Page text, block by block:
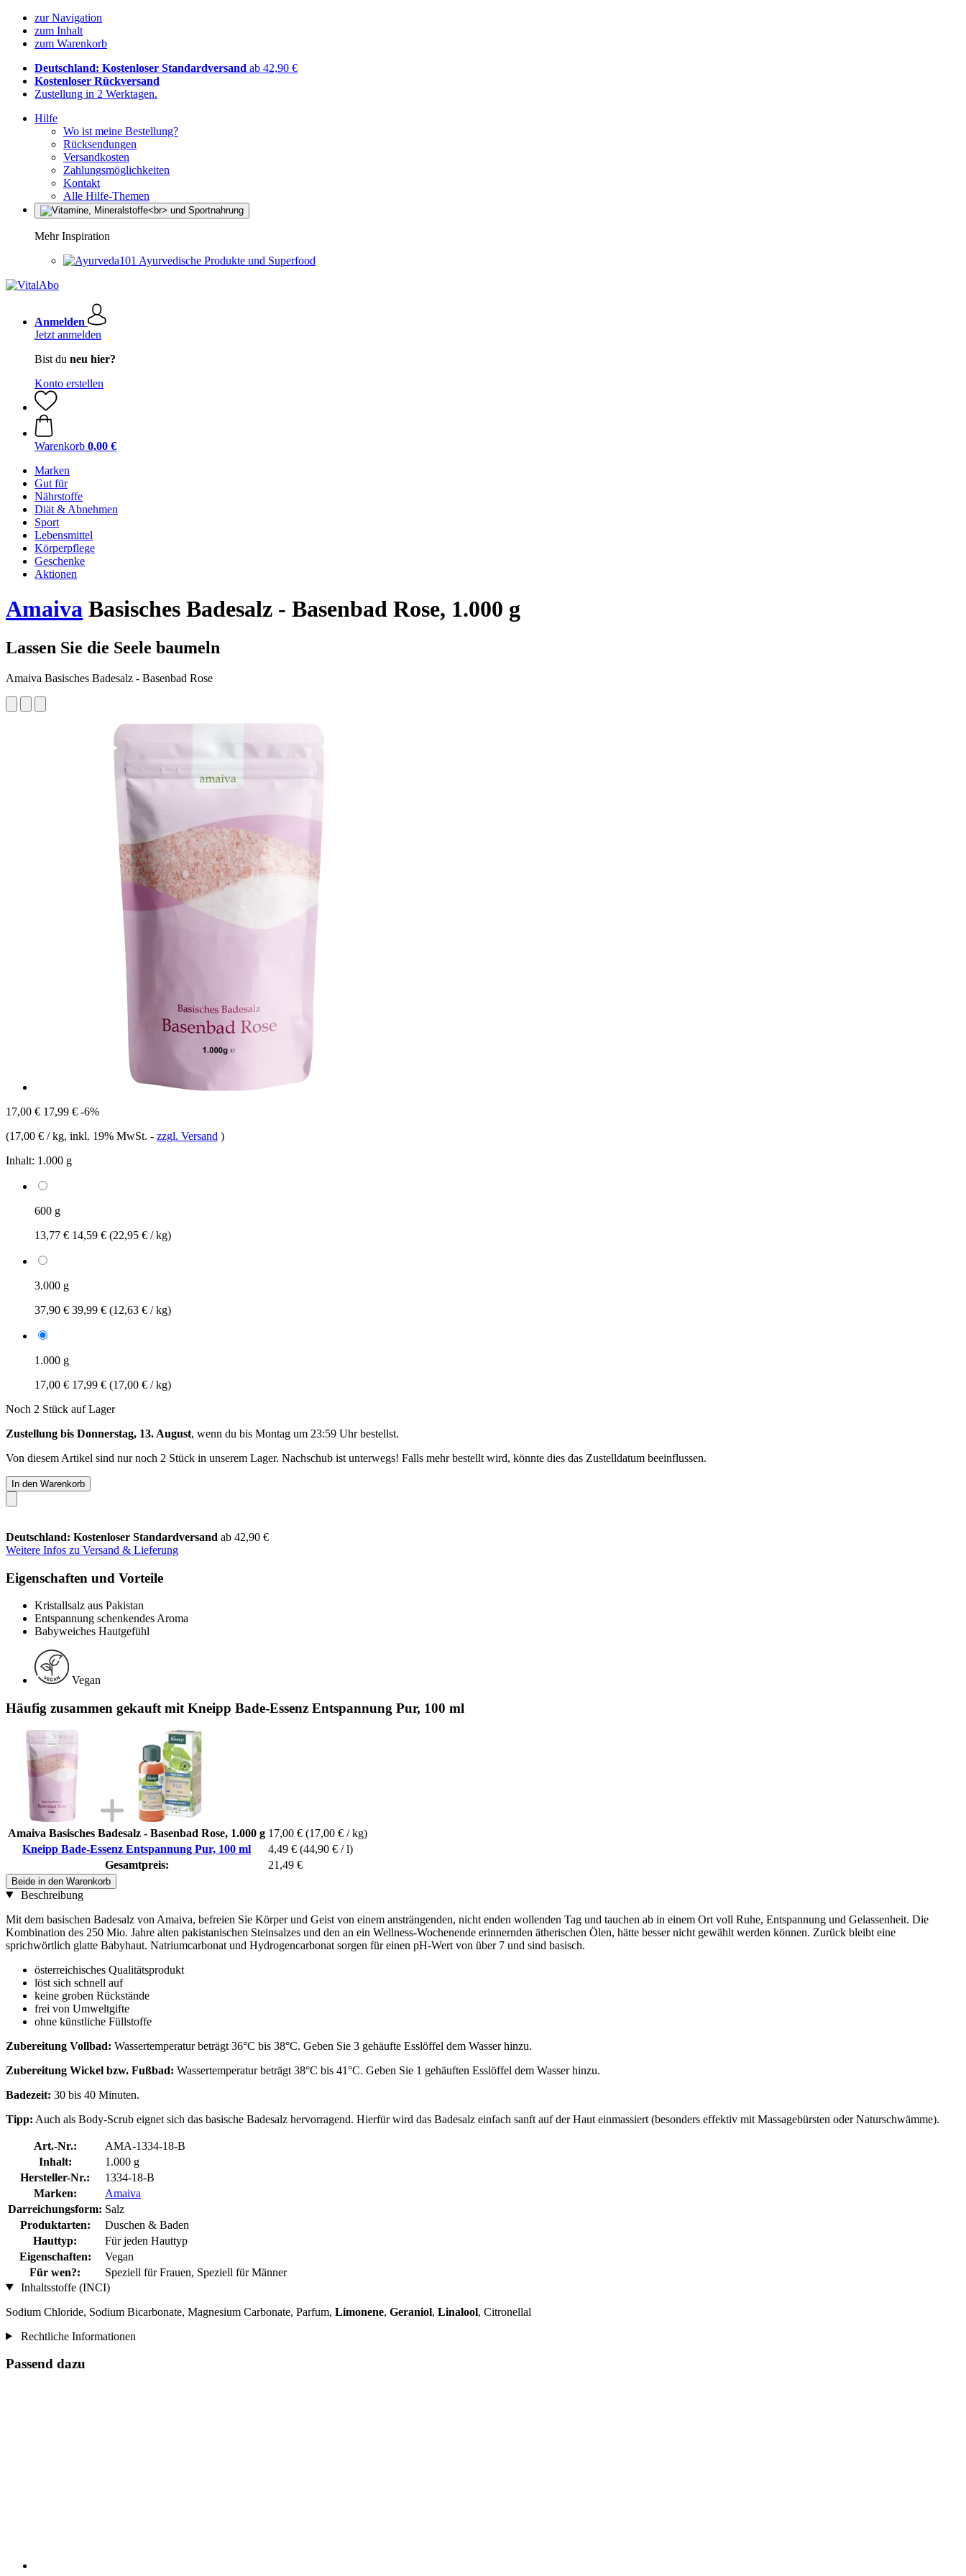
zur Navigation
zum Inhalt
zum Warenkorb
Deutschland: Kostenloser Standardversand ab 42,90 €
Kostenloser Rückversand
Zustellung in 2 Werktagen.
Hilfe
Wo ist meine Bestellung?
Rücksendungen
Versandkosten
Zahlungsmöglichkeiten
Kontakt
Alle Hilfe-Themen
Mehr Inspiration
Ayurvedische Produkte und Superfood
Anmelden
Jetzt anmelden
Bist du neu hier?
Konto erstellen
Warenkorb 0,00 €
Marken
Gut für
Nährstoffe
Diät & Abnehmen
Sport
Lebensmittel
Körperpflege
Geschenke
Aktionen
Amaiva Basisches Badesalz - Basenbad Rose, 1.000 g
Lassen Sie die Seele baumeln
Amaiva Basisches Badesalz - Basenbad Rose
17,00 € 17,99 € -6%
(17,00 € / kg, inkl. 19% MwSt. - zzgl. Versand )
Inhalt: 1.000 g
600 g
13,77 € 14,59 € (22,95 € / kg)
3.000 g
37,90 € 39,99 € (12,63 € / kg)
1.000 g
17,00 € 17,99 € (17,00 € / kg)
Noch 2 Stück auf Lager
Zustellung bis Donnerstag, 13. August, wenn du bis Montag um 23:59 Uhrbestellst.
Von diesem Artikel sind nur noch 2 Stück in unserem Lager. Nachschub ist unterwegs! Falls mehr bestellt wird, könnte dies das Zustelldatum beeinflussen.
In den Warenkorb
Deutschland: Kostenloser Standardversand ab 42,90 €
Weitere Infos zu Versand & Lieferung
Eigenschaften und Vorteile
Kristallsalz aus Pakistan
Entspannung schenkendes Aroma
Babyweiches Hautgefühl
Vegan
Häufig zusammen gekauft mit Kneipp Bade-Essenz Entspannung Pur, 100 ml
Amaiva Basisches Badesalz - Basenbad Rose, 1.000 g 17,00 € (17,00 € / kg)
Kneipp Bade-Essenz Entspannung Pur, 100 ml
4,49 € (44,90 € / l)
Gesamtpreis:
21,49 €
Beide in den Warenkorb
Beschreibung
Mit dem basischen Badesalz von Amaiva, befreien Sie Körper und Geist von einem ansträngenden, nicht enden wollenden Tag und tauchen ab in einem Ort voll Ruhe, Entspannung und Gelassenheit. Die
Kombination des 250 Mio. Jahre alten pakistanischen Steinsalzes und den an ein Wellness-Wochenende erinnernden ätherischen Ölen, hätte besser nicht gewählt werden können. Zurück bleibt eine
sprichwörtlich glatte Babyhaut. Natriumcarbonat und Hydrogencarbonat sorgen für einen pH-Wert von über 7 und sind basisch.
österreichisches Qualitätsprodukt
löst sich schnell auf
keine groben Rückstände
frei von Umweltgifte
ohne künstliche Füllstoffe
Zubereitung Vollbad: Wassertemperatur beträgt 36°C bis 38°C. Geben Sie 3 gehäufte Esslöffel dem Wasser hinzu.
Zubereitung Wickel bzw. Fußbad: Wassertemperatur beträgt 38°C bis 41°C. Geben Sie 1 gehäuften Esslöffel dem Wasser hinzu.
Badezeit: 30 bis 40 Minuten.
Tipp: Auch als Body-Scrub eignet sich das basische Badesalz hervorragend. Hierfür wird das Badesalz einfach sanft auf der Haut einmassiert (besonders effektiv mit Massagebürsten oder Naturschwämme).
Art.-Nr.:
AMA-1334-18-B
Inhalt:
1.000 g
Hersteller-Nr.:
1334-18-B
Marken:
Amaiva
Darreichungsform: Salz
Produktarten:
Duschen & Baden
Hauttyp:
Für jeden Hauttyp
Eigenschaften:
Vegan
Für wen?:
Speziell für Frauen, Speziell für Männer
Inhaltsstoffe (INCI)
Sodium Chloride, Sodium Bicarbonate, Magnesium Carbonate, Parfum, Limonene, Geraniol, Linalool, Citronellal
Rechtliche Informationen
Passend dazu